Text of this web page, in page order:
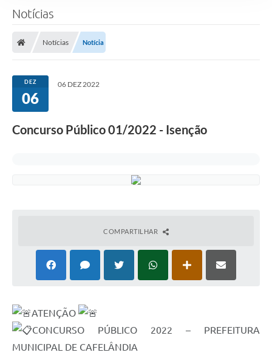
Notícias
Notícias Notícia
DEZ
06
06 DEZ 2022
Concurso Público 01/2022 - Isenção
COMPARTILHAR
ATENÇÃO
CONCURSO PÚBLICO 2022 – PREFEITURA
MUNICIPAL DE CAFELÂNDIA